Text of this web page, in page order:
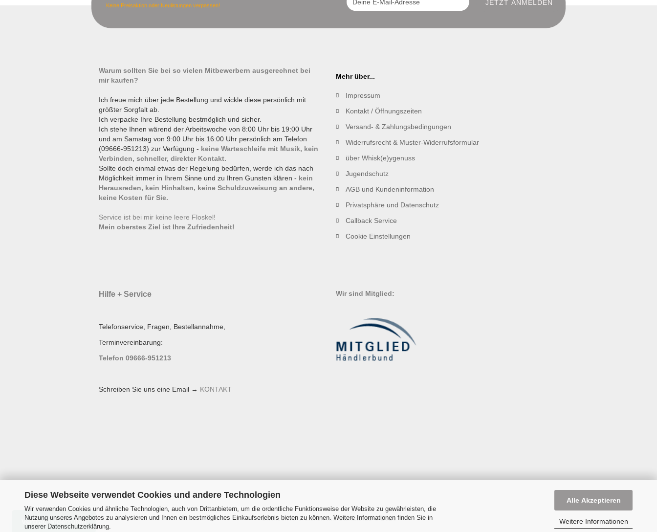
Diese Webseite verwendet Cookies und andere Technologien
Wir verwenden Cookies und ähnliche Technologien, auch von Drittanbietern, um die ordentliche Funktionsweise der Website zu gewährleisten, die
Nutzung unseres Angebotes zu analysieren und Ihnen ein bestmögliches Einkaufserlebnis bieten zu können. Weitere Informationen finden Sie in
unserer Datenschutzerklärung.
Alle Akzeptieren
Weitere Informationen
Keine Preisaktion oder Neulistungen verpassen!
Warum sollten Sie bei so vielen Mitbewerbern ausgerechnet bei
mir kaufen?
Ich freue mich über jede Bestellung und wickle diese persönlich mit
größter Sorgfalt ab.
Ich verpacke Ihre Bestellung bestmöglich und sicher.
Ich stehe Ihnen wärend der Arbeitswoche von 8:00 Uhr bis 19:00 Uhr
und am Samstag von 9:00 Uhr bis 16:00 Uhr persönlich am Telefon
(09666-951213) zur Verfügung - keine Warteschleife mit Musik, kein
Verbinden, schneller, direkter Kontakt.
Sollte doch einmal etwas der Regelung bedürfen, werde ich das nach
Möglichkeit immer in Ihrem Sinne und zu Ihren Gunsten klären - kein
Herausreden, kein Hinhalten, keine Schuldzuweisung an andere,
keine Kosten für Sie.
Service ist bei mir keine leere Floskel!
Mein oberstes Ziel ist Ihre Zufriedenheit!
Mehr über...
Impressum
Kontakt / Öffnungszeiten
Versand- & Zahlungsbedingungen
Widerrufsrecht & Muster-Widerrufsformular
über Whisk(e)ygenuss
Jugendschutz
AGB und Kundeninformation
Privatsphäre und Datenschutz
Callback Service
Cookie Einstellungen
Hilfe + Service
Telefonservice, Fragen, Bestellannahme,
Terminvereinbarung:
Telefon 09666-951213
Schreiben Sie uns eine Email → KONTAKT
Wir sind Mitglied:
Onlineshop erstellenmit Gambio.de © 2026
Vertrag widerrufen